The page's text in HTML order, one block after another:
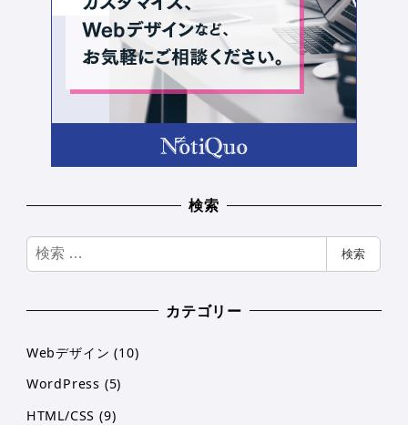
検索
検
索
検索
カテゴリー
Webデザイン (10)
WordPress (5)
HTML/CSS (9)